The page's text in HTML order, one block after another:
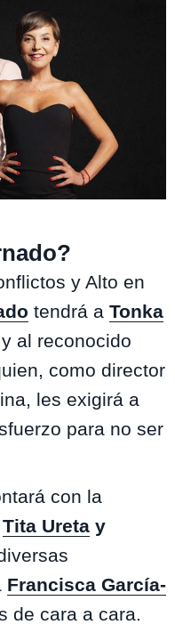
y Alto en
tendrá a Tonka
al reconocido
como director
les exigirá a
para no ser
con la
Tita Ureta y
Francisca García-
de cara a cara.